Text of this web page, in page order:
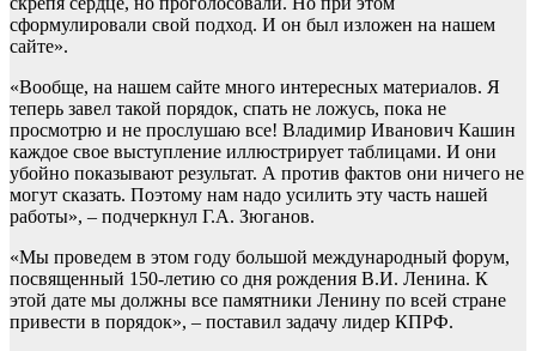
сформулировали свой подход. И он был изложен на нашем
сайте».
«Вообще, на нашем сайте много интересных материалов. Я
теперь завел такой порядок, спать не ложусь, пока не
просмотрю и не прослушаю все! Владимир Иванович Кашин
каждое свое выступление иллюстрирует таблицами. И они
убойно показывают результат. А против фактов они ничего не
могут сказать. Поэтому нам надо усилить эту часть нашей
работы», – подчеркнул Г.А. Зюганов.
«Мы проведем в этом году большой международный форум,
посвященный 150-летию со дня рождения В.И. Ленина. К
этой дате мы должны все памятники Ленину по всей стране
привести в порядок», – поставил задачу лидер КПРФ.